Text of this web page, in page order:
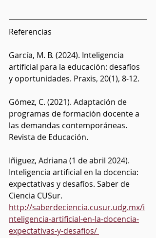
Referencias
García, M. B. (2024). Inteligencia
artificial para la educación: desafíos
y oportunidades. Praxis, 20(1), 8-12.
Gómez, C. (2021). Adaptación de
programas de formación docente a
las demandas contemporáneas.
Revista de Educación.
Iñiguez, Adriana (1 de abril 2024).
Inteligencia artificial en la docencia:
expectativas y desafíos. Saber de
Ciencia CUSur.
http://saberdeciencia.cusur.udg.mx/i
nteligencia-artificial-en-la-docencia-
expectativas-y-desafios/